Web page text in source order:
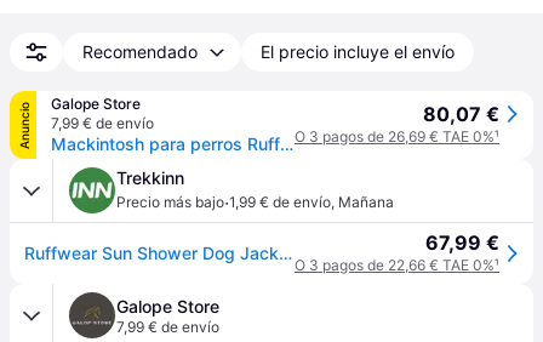
Recomendado El precio incluye el envío
Anuncio
Galope Store
7,99 € de envío
Mackintosh para perros Ruffwear Sun Shower - Bleu
80,07 €
O 3 pagos de 26,69 € TAE 0%¹
Trekkinn
Precio más bajo·1,99 € de envío, Mañana
Ruffwear Sun Shower Dog Jacket Azul M 67,99 €
O 3 pagos de 22,66 € TAE 0%¹
Galope Store
7,99 € de envío